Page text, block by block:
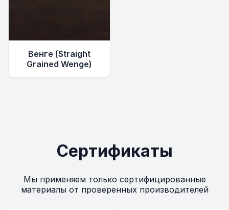
Венге (Straight
Grained Wenge)
Сертификаты
Мы применяем только сертифицированные
материалы от проверенных производителей